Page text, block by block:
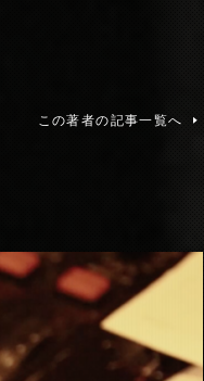
この著者の記事一覧へ